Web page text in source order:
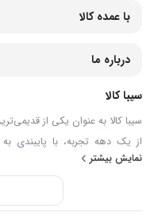
با عمده کالا
درباره ما
سیبا کالا
سیبا کالا به عنوان یکی از
بازگشت کالا و تضمین اصل‌بودن
جهان، به بزرگ‌ترین فروشگاه
سیبا کالا با دنیایی از کالا رو
نمایش بیشتر